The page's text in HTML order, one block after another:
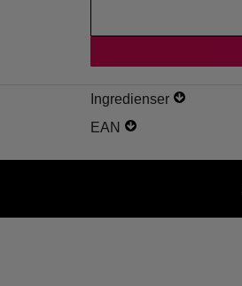
Ingredienser
EAN